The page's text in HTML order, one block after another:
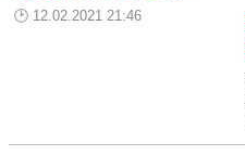
12.02.2021 21:46